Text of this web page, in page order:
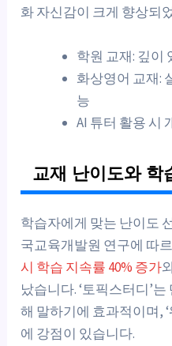
화 자신감이 크게 향상되
학원 교재: 깊이
화상영어 교재:
능
AI 튜터 활용 시
교재 난이도와 학
학습자에게 맞는 난이도
국교육개발원 연구에 따
시 학습 지속률 40% 증가
났습니다. ‘토픽스터디’
해 말하기에 효과적이며,
에 강점이 있습니다.